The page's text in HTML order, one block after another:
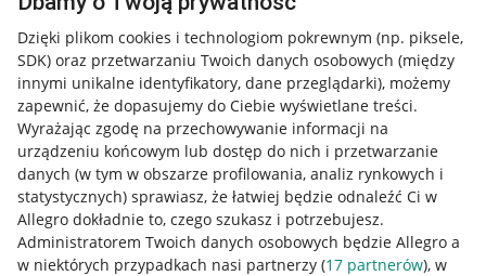
Dzięki plikom cookies i technologiom pokrewnym (np. piksele,
SDK) oraz przetwarzaniu Twoich danych osobowych (między
innymi unikalne identyfikatory, dane przeglądarki), możemy
zapewnić, że dopasujemy do Ciebie wyświetlane treści.
Wyrażając zgodę na przechowywanie informacji na
urządzeniu końcowym lub dostęp do nich i przetwarzanie
danych (w tym w obszarze profilowania, analiz rynkowych i
statystycznych) sprawiasz, że łatwiej będzie odnaleźć Ci w
Allegro dokładnie to, czego szukasz i potrzebujesz.
Administratorem Twoich danych osobowych będzie Allegro a
w niektórych przypadkach nasi partnerzy (17 partnerów), w